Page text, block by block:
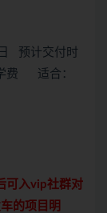
预计交付时
费 适合：
可入vip社群对
的项目明